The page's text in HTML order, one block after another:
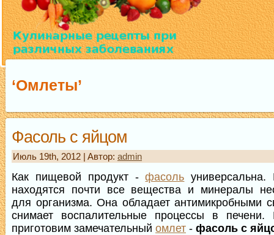
‘Омлеты’
Фасоль с яйцом
Июль 19th, 2012 | Aвтор: admin
Как пищевой продукт -фасоль
находятся почти все вещества и минералы
для организма. Она обладает антимикробными
снимает воспалительные процессы в печени.
приготовим замечательный омлет - фасоль с